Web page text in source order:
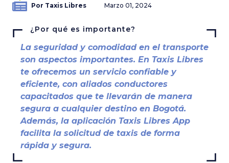
Por Taxis Libres Marzo 01, 2024
¿Por qué es importante?
La seguridad y comodidad en el transporte
son aspectos importantes. En Taxis Libres
te ofrecemos un servicio confiable y
eficiente, con aliados conductores
capacitados que te llevarán de manera
segura a cualquier destino en Bogotá.
Además, la aplicación Taxis Libres App
facilita la solicitud de taxis de forma
rápida y segura.